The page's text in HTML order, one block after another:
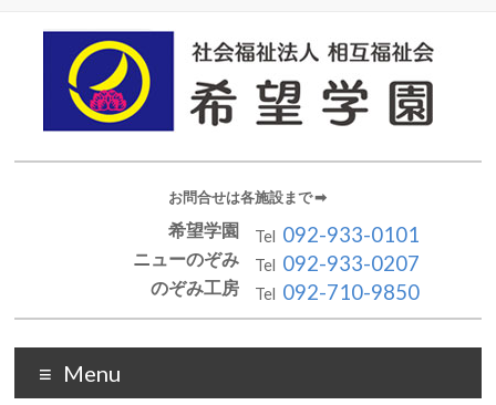
お問合せは各施設まで ➡︎
希望学園Tel 092-933-0101
ニューのぞみTel 092-933-0207
のぞみ工房Tel 092-710-9850
Menu